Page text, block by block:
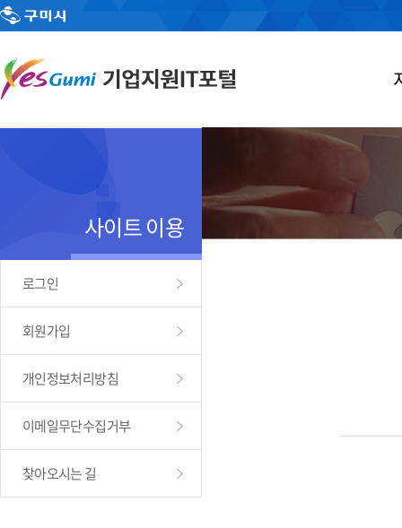
사이트 이용
로그인
회원가입
개인정보처리방침
이메일무단수집거부
찾아오시는 길